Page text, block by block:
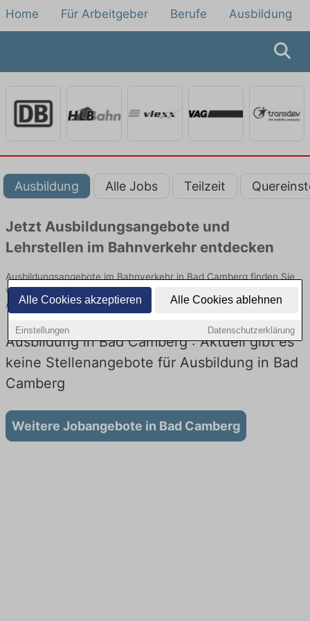
Alle Cookies akzeptieren Alle Cookies ablehnen
Einstellungen Datenschutzerklärung
Home Für Arbeitgeber Berufe Ausbildung
Ausbildung Alle Jobs Teilzeit
Jetzt Ausbildungsangebote und
Lehrstellen im Bahnverkehr entdecken
Ausbildungsangebote im Bahnverkehr in Bad Camberg finden Sie
von namhaften Firmen. Entdecken Sie freie Optionen von Top-
Arbeitgebern und bewerben Sie sich noch heute.
Ausbildung in Bad Camberg : Aktuell gibt es
keine Stellenangebote für Ausbildung in Bad
Camberg
Weitere Jobangebote in Bad Camberg